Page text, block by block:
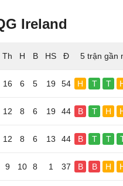
Ireland
5 trận gần
16 6 5 19 54 H T T
12 8 6 19 44 B T H
12 8 6 13 44 B T T
9 10 8 1 37 B B H